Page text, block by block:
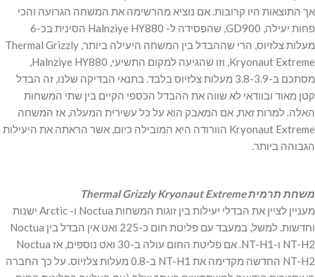
אך התוצאות היו קרובות. אם נוציא מהרשימה את המשחה הגרועה והכי
פחות יעילה, GD900, שהפסידה ל- Halnziye HY880 הסינית בכ-6
מעלות צלזיוס, הרי שההבדל בין המשחה היעילה ביותר, Thermal Grizzly
Kryonaut Extreme, וזו שהגיעה למקום התשיעי, Halnziye HY880,
מסתכם ב-3.8-3.9 מעלות צלזיוס בלבד. בתנאי הבדיקה שלנו, זה הבדל
קטן מאוד ובוודאי לא שווה את ההבדל הכספי הקיים בין שתי המשחות
האלה. למרות זאת, אם המאבק הוא על כל עשירית המעלה, אז המשחה
Kryonaut Extreme הוורודה היא המובילה כיום, אשר הראתה את היעילות
הגבוהה ביותר.
משחת תרמית Thermal Grizzly Kryonaut Extreme
מעניין לציין את הבדלי יעילות בין זוגות המשחות Noctua ו- Arctic ישנות
וחדשות. למשל, במעבד עם פליטת חום כ-225 ואט אין הבדל בין Noctua
NT-H2 ו-NT-H1. אם פליטת החום עולה ב-30 ואט נוספים, אז Noctua
NT-H2 החדשה מקדימה את NT-H1 ב-0.8 מעלות צלזיוס. על כך החברה